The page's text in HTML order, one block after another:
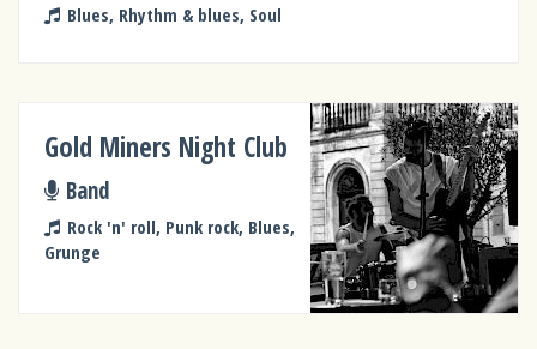
Blues, Rhythm & blues, Soul
Gold Miners Night Club
Band
Rock 'n' roll, Punk rock, Blues,
Grunge